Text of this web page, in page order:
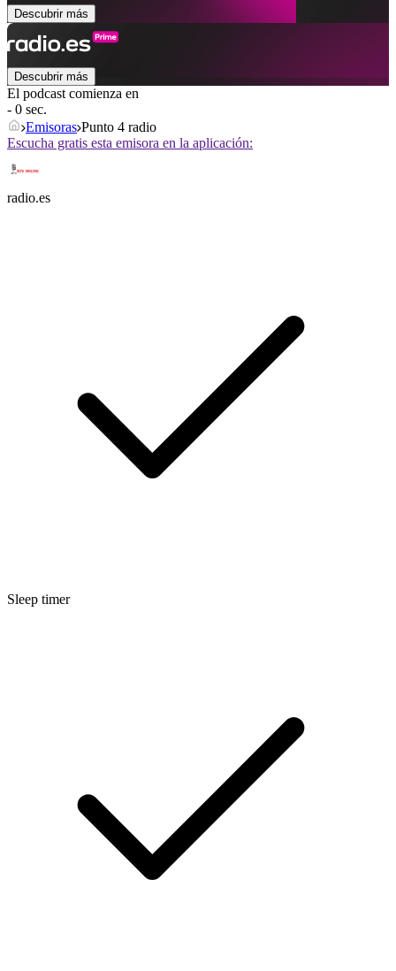
Descubrir más
Descubrir más
El podcast comienza en
- 0 sec.
Emisoras Punto 4 radio
Escucha gratis esta emisora en la aplicación:
radio.es
Sleep timer